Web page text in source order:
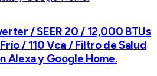
/ SEER 20 / 12,000 BTUs
/ 110 Vca / Filtro de Salud
Alexa y Google Home.